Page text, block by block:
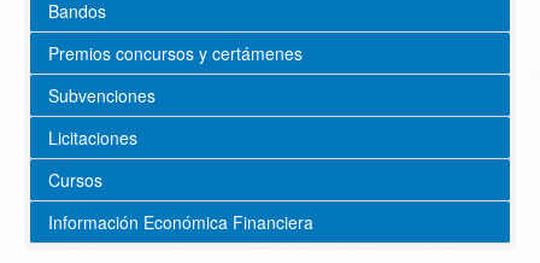
Bandos
Premios concursos y certámenes
Subvenciones
Licitaciones
Cursos
Información Económica Financiera